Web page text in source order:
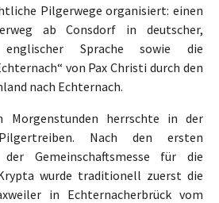
Pilgerwege organisiert: einen
ab Consdorf in deutscher,
Sprache sowie die
von Pax Christi durch den
nach Echternach.
Morgenstunden herrschte in der
Nach den ersten
Gemeinschaftsmesse für die
wurde traditionell zuerst die
in Echternacherbrück vom